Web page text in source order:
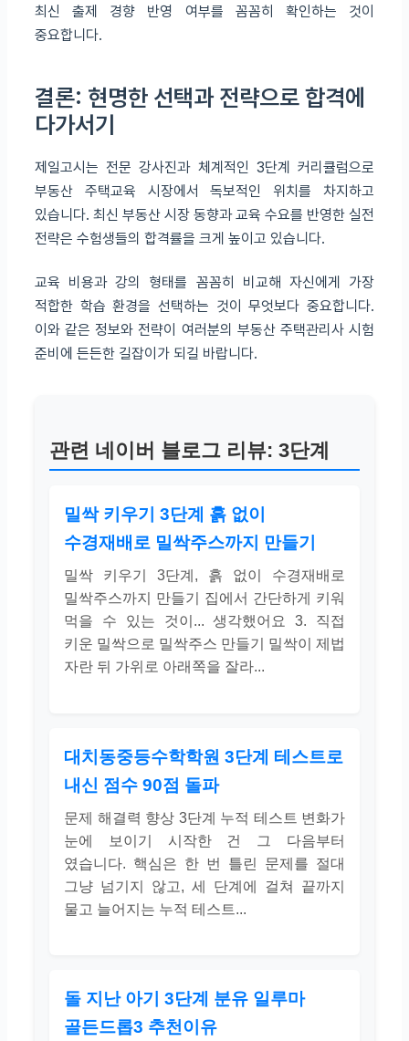
최신 출제 경향 반영 여부를 꼼꼼히 확인하는 것이
중요합니다.
결론: 현명한 선택과 전략으로 합격에
다가서기
제일고시는 전문 강사진과 체계적인 3단계 커리큘럼으로
부동산 주택교육 시장에서 독보적인 위치를 차지하고
있습니다. 최신 부동산 시장 동향과 교육 수요를 반영한 실전
전략은 수험생들의 합격률을 크게 높이고 있습니다.
교육 비용과 강의 형태를 꼼꼼히 비교해 자신에게 가장
적합한 학습 환경을 선택하는 것이 무엇보다 중요합니다.
이와 같은 정보와 전략이 여러분의 부동산 주택관리사 시험
준비에 든든한 길잡이가 되길 바랍니다.
관련 네이버 블로그 리뷰: 3단계
밀싹 키우기 3단계 흙 없이
수경재배로 밀싹주스까지 만들기
밀싹 키우기 3단계, 흙 없이 수경재배로
밀싹주스까지 만들기 집에서 간단하게 키워
먹을 수 있는 것이... 생각했어요 3. 직접
키운 밀싹으로 밀싹주스 만들기 밀싹이 제법
자란 뒤 가위로 아래쪽을 잘라...
대치동중등수학학원 3단계 테스트로
내신 점수 90점 돌파
문제 해결력 향상 3단계 누적 테스트 변화가
눈에 보이기 시작한 건 그 다음부터
였습니다. 핵심은 한 번 틀린 문제를 절대
그냥 넘기지 않고, 세 단계에 걸쳐 끝까지
물고 늘어지는 누적 테스트...
돌 지난 아기 3단계 분유 일루마
골든드롭3 추천이유